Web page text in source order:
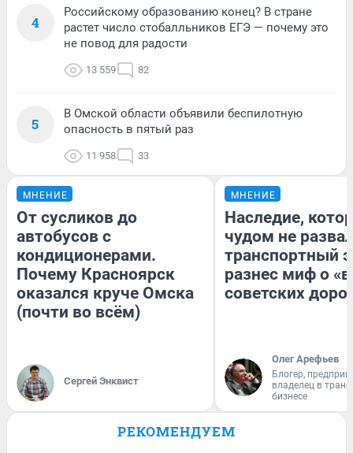
4
Российскому образованию конец? В стране
растет число стобалльников ЕГЭ — почему это
не повод для радости
13 559 82
5
В Омской области объявили беспилотную
опасность в пятый раз
11 958 33
МНЕНИЕ
От сусликов до
автобусов с
кондиционерами.
Почему Красноярск
оказался круче Омска
(почти во всём)
Сергей Энквист
МНЕНИЕ
Наследие,
чудом не
транспортный
разнес миф о
советских
Олег Арефьев
Блогер,
владелец в
бизнесе
РЕКОМЕНДУЕМ